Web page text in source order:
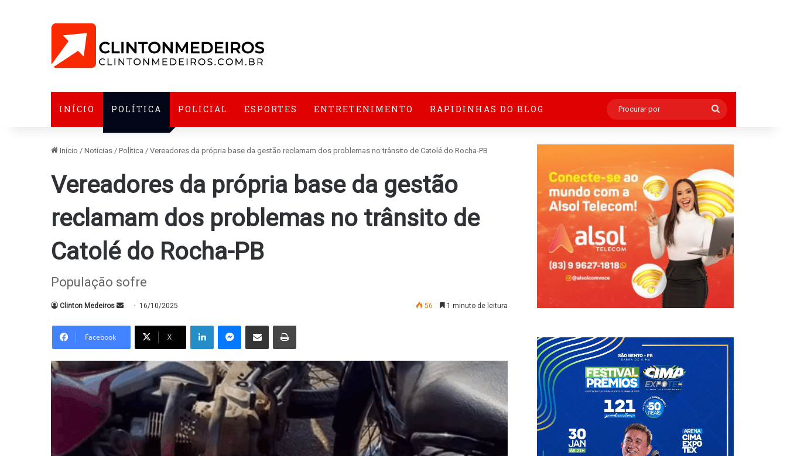
INÍCIO POLÍTICA POLICIAL ESPORTES ENTRETENIMENTO RAPIDINHAS DO BLOG
Procurar
por
Início / Notícias / Política / Vereadores da própria base da gestão reclamam dos problemas no trânsito de Catolé do Rocha-PB
Vereadores da própria base da gestão
reclamam dos problemas no trânsito de
Catolé do Rocha-PB
População sofre
Clinton Medeiros
Mande
mail
16/10/2025 56 1 minuto de leitura
Facebook X
LinkedinMessenger
Compartilhar via e-mail Imprimir